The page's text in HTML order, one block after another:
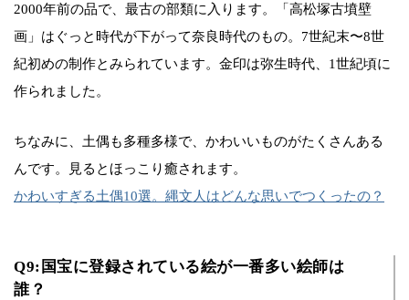
2000年前の品で、最古の部類に入ります。「高松塚古墳壁
画」はぐっと時代が下がって奈良時代のもの。7世紀末〜8世
紀初めの制作とみられています。金印は弥生時代、1世紀頃に
作られました。
ちなみに、土偶も多種多様で、かわいいものがたくさんある
んです。見るとほっこり癒されます。
かわいすぎる土偶10選。縄文人はどんな思いでつくったの？
Q9:国宝に登録されている絵が一番多い絵師は
誰？